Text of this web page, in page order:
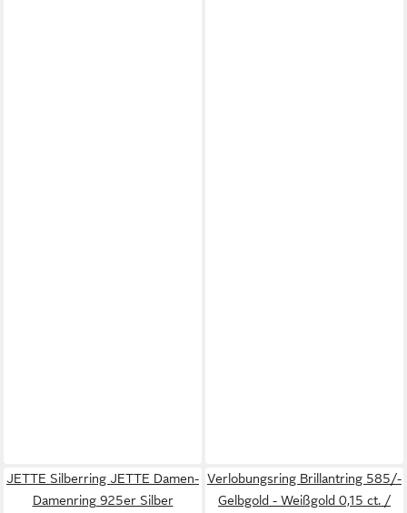
JETTE Silberring JETTE Damen-
Damenring 925er Silber
Verlobungsring Brillantring 585/-
Gelbgold - Weißgold 0,15 ct. /